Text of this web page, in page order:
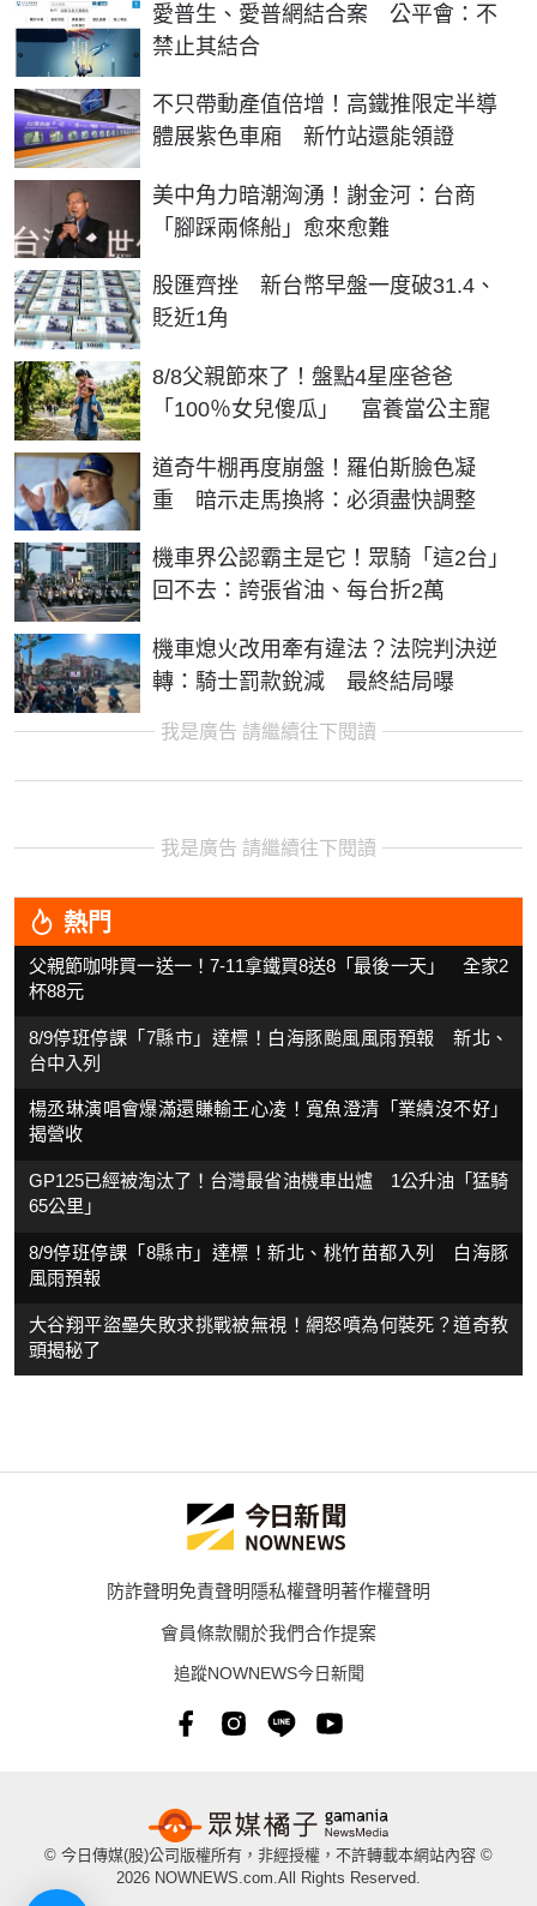
愛普生、愛普網結合案 公平會：不
禁止其結合
不只帶動產值倍增！高鐵推限定半導
體展紫色車廂 新竹站還能領證
美中角力暗潮洶湧！謝金河：台商
「腳踩兩條船」愈來愈難
股匯齊挫 新台幣早盤一度破31.4、
貶近1角
8/8父親節來了！盤點4星座爸爸
「100％女兒傻瓜」 富養當公主寵
道奇牛棚再度崩盤！羅伯斯臉色凝
重 暗示走馬換將：必須盡快調整
機車界公認霸主是它！眾騎「這2台」
回不去：誇張省油、每台折2萬
機車熄火改用牽有違法？法院判決逆
轉：騎士罰款銳減 最終結局曝
我是廣告 請繼續往下閱讀
我是廣告 請繼續往下閱讀
熱門
父親節咖啡買一送一！7-11拿鐵買8送8「最後一天」 全家2
杯88元
8/9停班停課「7縣市」達標！白海豚颱風風雨預報 新北、
台中入列
楊丞琳演唱會爆滿還賺輸王心凌！寬魚澄清「業績沒不好」
揭營收
GP125已經被淘汰了！台灣最省油機車出爐 1公升油「猛騎
65公里」
8/9停班停課「8縣市」達標！新北、桃竹苗都入列 白海豚
風雨預報
大谷翔平盜壘失敗求挑戰被無視！網怒噴為何裝死？道奇教
頭揭秘了
防詐聲明免責聲明隱私權聲明著作權聲明
會員條款關於我們合作提案
追蹤NOWNEWS今日新聞
© 今日傳媒(股)公司版權所有，非經授權，不許轉載本網站內容 ©
2026 NOWNEWS.com.All Rights Reserved.